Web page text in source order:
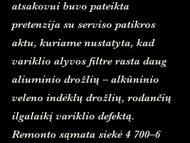
atsakovui buvo pateikta
pretenzija su serviso patikros
aktu, kuriame nustatyta, kad
variklio alyvos filtre rasta daug
aliuminio drožlių – alkūninio
veleno indėklų drožlių, rodančių
ilgalaikį variklio defektą.
Remonto sąmata siekė 4 700–6